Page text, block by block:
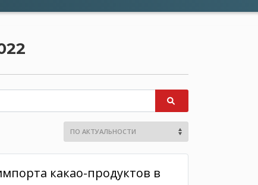
какао-продуктов в